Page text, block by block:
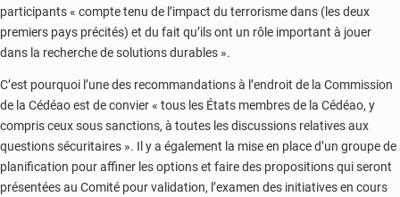
participants « compte tenu de l’impact du terrorisme dans (les deux
premiers pays précités) et du fait qu’ils ont un rôle important à jouer
dans la recherche de solutions durables ».
C’est pourquoi l’une des recommandations à l’endroit de la Commission
de la Cédéao est de convier « tous les États membres de la Cédéao, y
compris ceux sous sanctions, à toutes les discussions relatives aux
questions sécuritaires ». Il y a également la mise en place d’un groupe de
planification pour affiner les options et faire des propositions qui seront
présentées au Comité pour validation, l’examen des initiatives en cours